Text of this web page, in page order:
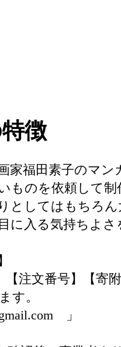
徴
家福田素子のマ
ものを依頼して
としてはもちろ
に入る気持ちよさ
【注文番号】【寄
す。
」